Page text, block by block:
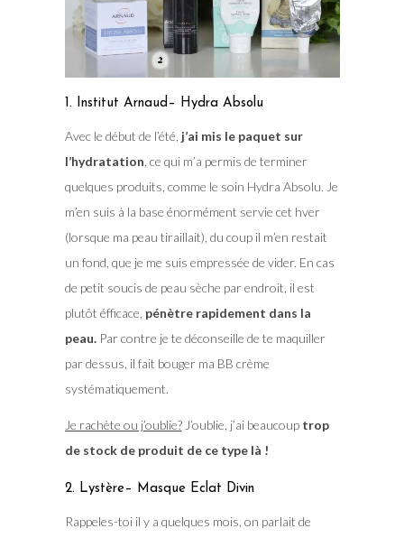
1. Institut Arnaud– Hydra Absolu
Avec le début de l’été, j’ai mis le paquet sur
l’hydratation, ce qui m’a permis de terminer
quelques produits, comme le soin Hydra Absolu. Je
m’en suis à la base énormément servie cet hver
(lorsque ma peau tiraillait), du coup il m’en restait
un fond, que je me suis empressée de vider. En cas
de petit soucis de peau sèche par endroit, il est
plutôt éfficace, pénètre rapidement dans la
peau.Par contre je te déconseille de te maquiller
par dessus, il fait bouger ma BB crème
systématiquement.
Je rachète ou j’oublie?J’oublie, j’ai beaucouptrop
de stock de produit de ce type là !
2. Lystère– Masque Eclat Divin
Rappeles-toi il y a quelques mois, on parlait de